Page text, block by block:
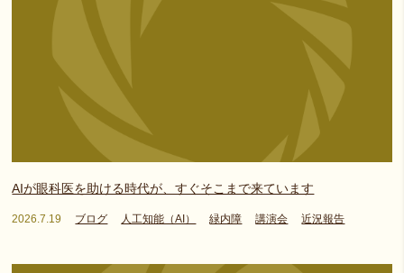
AIが眼科医を助ける時代が、すぐそこまで来ています
2026.7.19 ブログ 人工知能（AI） 緑内障 講演会 近況報告